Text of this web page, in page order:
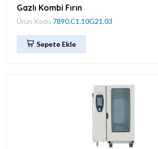
Gazlı Kombi Fırın
Ürün Kodu 7890.C1.10G21.03
Sepete Ekle